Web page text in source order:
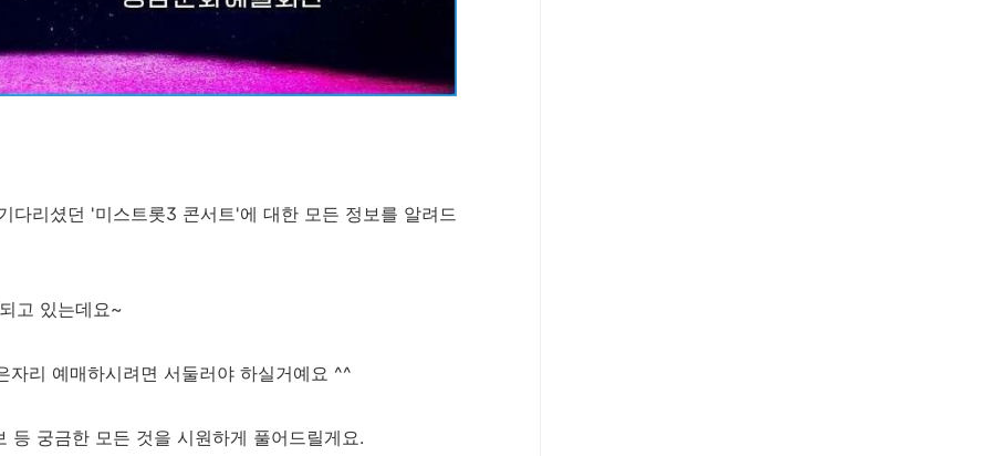
다리셨던 '미스트롯3 콘서트'에 대한 모든 정보를 알려드
고 있는데요~
리 예매하시려면 서둘러야 하실거예요 ^^
등 궁금한 모든 것을 시원하게 풀어드릴게요.